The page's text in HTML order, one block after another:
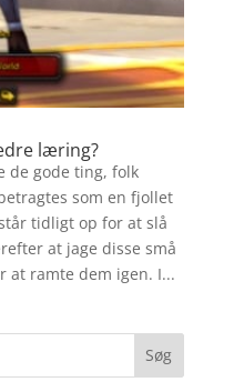
læring?
de gode ting, folk
som en fjollet
tidligt op for at slå
at jage disse små
at ramte dem igen. I...
Søg